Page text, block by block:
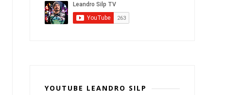
YOUTUBE LEANDRO SILP